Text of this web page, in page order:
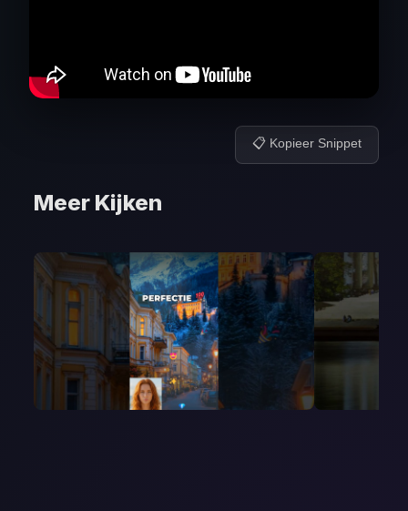
📋 Kopieer Snippet
Meer Kijken